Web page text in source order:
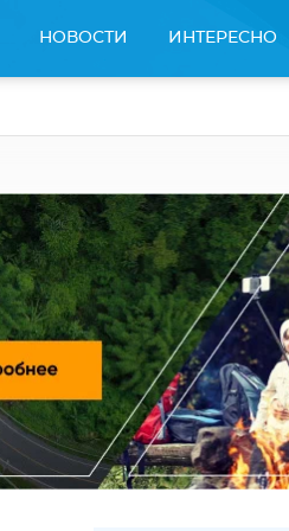
НОВОСТИ ИНТЕРЕСНО